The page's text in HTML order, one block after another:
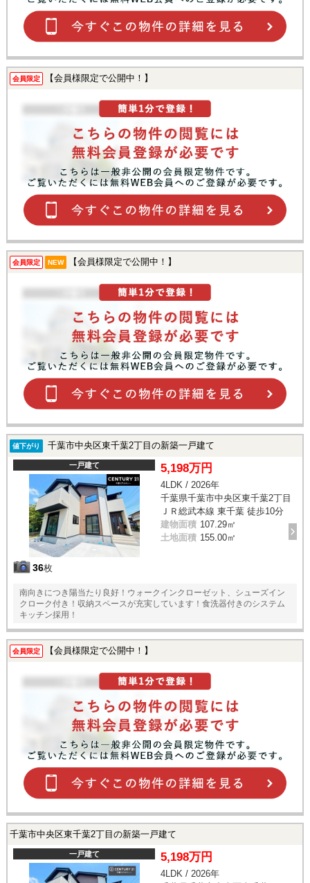
会員限定 【会員様限定で公開中！】
会員限定 NEW 【会員様限定で公開中！】
値下がり 千葉市中央区東千葉2丁目の新築一戸建て
一戸建て
36枚
5,198万円
4LDK / 2026年
千葉県千葉市中央区東千葉2丁目
ＪＲ総武本線 東千葉 徒歩10分
建物面積 107.29㎡
土地面積 155.00㎡
南向きにつき陽当たり良好！ウォークインクローゼット、シューズイン
クローク付き！収納スペースが充実しています！食洗器付きのシステム
キッチン採用！
会員限定 【会員様限定で公開中！】
千葉市中央区東千葉2丁目の新築一戸建て
一戸建て 5,198万円
4LDK / 2026年